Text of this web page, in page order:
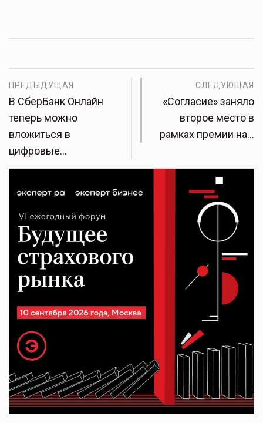
ПРЕДЫДУЩАЯ
В СберБанк Онлайн
теперь можно
вложиться в
цифровые…
СЛЕДУЮЩАЯ
«Согласие» заняло
второе место в
рамках премии на…